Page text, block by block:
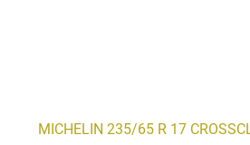
MICHELIN 235/65 R 17